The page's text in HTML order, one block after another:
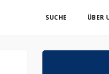
SUCHE ÜBER